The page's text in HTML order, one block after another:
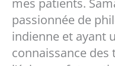
mes patients.
passionnée de
indienne et ayant
connaissance des